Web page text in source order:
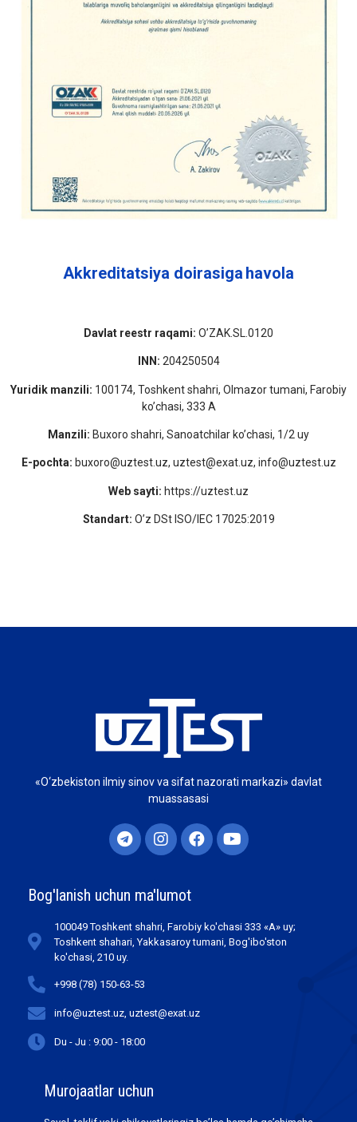
Akkreditatsiya doirasiga havola
Davlat reestr raqami: O’ZAK.SL.0120
INN: 204250504
Yuridik manzili: 100174, Toshkent shahri, Olmazor tumani, Farobiy
ko’chasi, 333 A
Manzili: Buxoro shahri, Sanoatchilar ko’chasi, 1/2 uy
E-pochta: buxoro@uztest.uz, uztest@exat.uz, info@uztest.uz
Web sayti: https://uztest.uz
Standart: O’z DSt ISO/IEC 17025:2019
«O‘zbekiston ilmiy sinov va sifat nazorati markazi» davlat
muassasasi
Bog'lanish uchun ma'lumot
100049 Toshkent shahri, Farobiy ko'chasi 333 «А» uy;
Toshkent shahari, Yakkasaroy tumani, Bog'ibo'ston
ko'chasi, 210 uy.
+998 (78) 150-63-53
info@uztest.uz, uztest@exat.uz
Du - Ju : 9:00 - 18:00
Murojaatlar uchun